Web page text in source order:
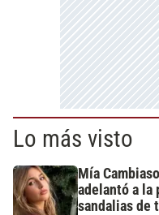
Lo más visto
Mía
adelantó a la
sandalias de